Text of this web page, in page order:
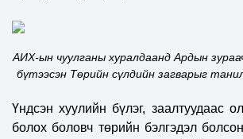
АИХ-ын чуулганы хуралдаанд Ардын
бүтээсэн Төрийн сүлдийн загварыг
Үндсэн хуулийн бүлэг, заалтуудаас
болох боловч төрийн бэлгэдэл